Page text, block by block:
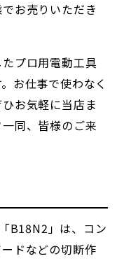
お売りいただき
プロ用電動工具
お仕事で使わなく
お気軽に当店ま
同、皆様のご来
B18N2」は、コン
ドなどの切断作